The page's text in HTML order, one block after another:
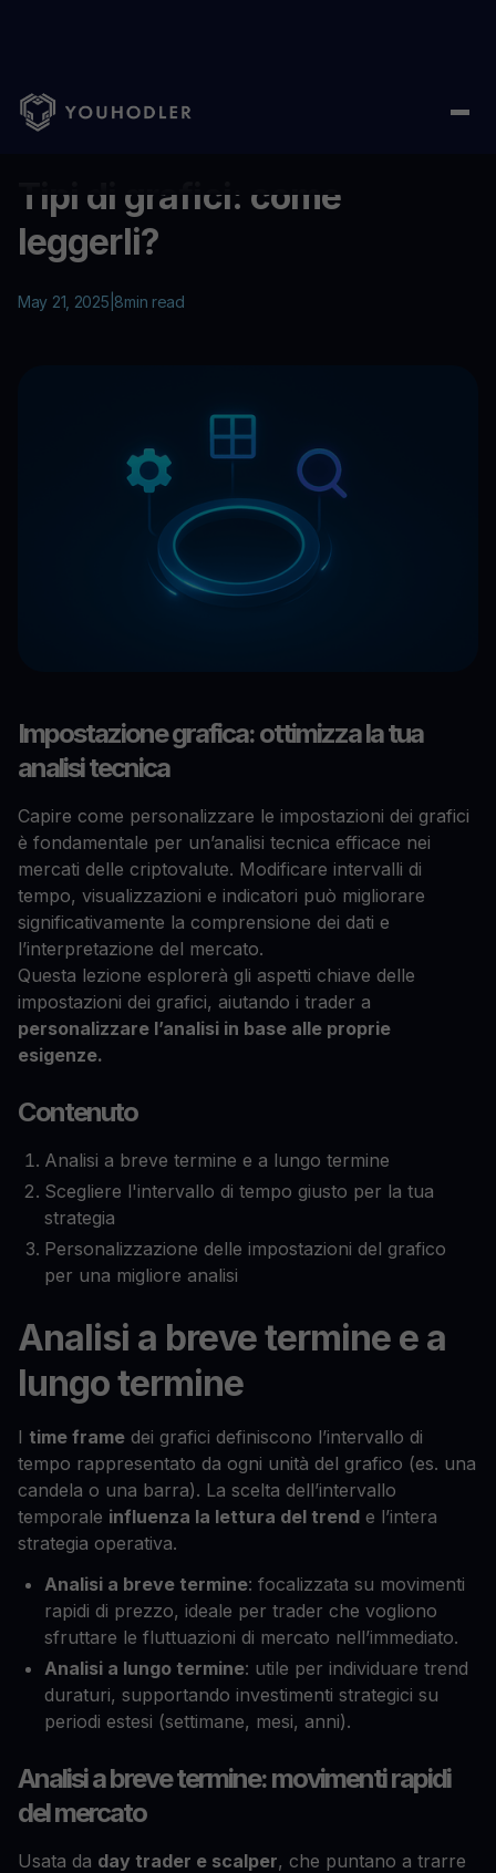
Home Education/Tipi di grafici: come leggerli?
Tipi di grafici: come
leggerli?
May 21, 2025 8min read
Impostazione grafica: ottimizza la tua
analisi tecnica
Capire come personalizzare le impostazioni dei grafici
è fondamentale per un’analisi tecnica efficace nei
mercati delle criptovalute. Modificare intervalli di
tempo, visualizzazioni e indicatori può migliorare
significativamente la comprensione dei dati e
l’interpretazione del mercato.
Questa lezione esplorerà gli aspetti chiave delle
impostazioni dei grafici, aiutando i trader a
personalizzare l’analisi in base alle proprie
esigenze.
Contenuto
Analisi a breve termine e a lungo termine
Scegliere l'intervallo di tempo giusto per la tua
strategia
Personalizzazione delle impostazioni del grafico
per una migliore analisi
Analisi a breve termine e a
lungo termine
I time frame dei grafici definiscono l’intervallo di
tempo rappresentato da ogni unità del grafico (es. una
candela o una barra). La scelta dell’intervallo
temporale influenza la lettura del trend e l’intera
strategia operativa.
Analisi a breve termine: focalizzata su movimenti
rapidi di prezzo, ideale per trader che vogliono
sfruttare le fluttuazioni di mercato nell’immediato.
Analisi a lungo termine: utile per individuare trend
duraturi, supportando investimenti strategici su
periodi estesi (settimane, mesi, anni).
Analisi a breve termine: movimenti rapidi
del mercato
Usata da day trader e scalper, che puntano a trarre